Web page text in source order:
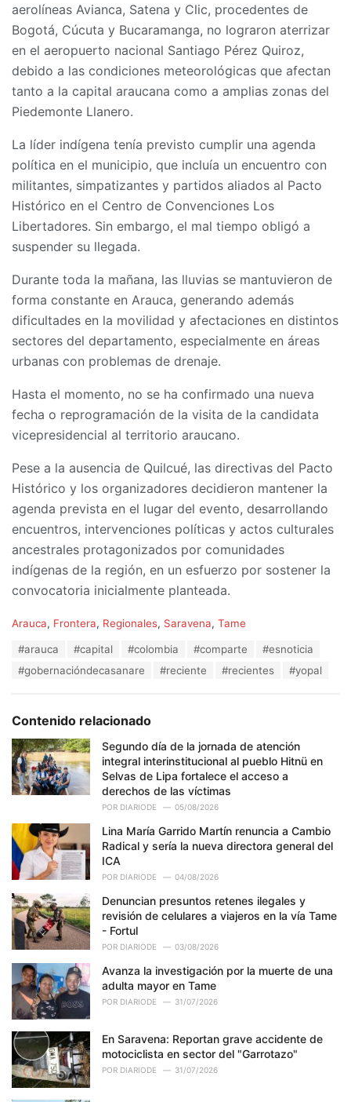
aerolíneas Avianca, Satena y Clic, procedentes de
Bogotá, Cúcuta y Bucaramanga, no lograron aterrizar
en el aeropuerto nacional Santiago Pérez Quiroz,
debido a las condiciones meteorológicas que afectan
tanto a la capital araucana como a amplias zonas del
Piedemonte Llanero.
La líder indígena tenía previsto cumplir una agenda
política en el municipio, que incluía un encuentro con
militantes, simpatizantes y partidos aliados al Pacto
Histórico en el Centro de Convenciones Los
Libertadores. Sin embargo, el mal tiempo obligó a
suspender su llegada.
Durante toda la mañana, las lluvias se mantuvieron de
forma constante en Arauca, generando además
dificultades en la movilidad y afectaciones en distintos
sectores del departamento, especialmente en áreas
urbanas con problemas de drenaje.
Hasta el momento, no se ha confirmado una nueva
fecha o reprogramación de la visita de la candidata
vicepresidencial al territorio araucano.
Pese a la ausencia de Quilcué, las directivas del Pacto
Histórico y los organizadores decidieron mantener la
agenda prevista en el lugar del evento, desarrollando
encuentros, intervenciones políticas y actos culturales
ancestrales protagonizados por comunidades
indígenas de la región, en un esfuerzo por sostener la
convocatoria inicialmente planteada.
C
i
s
:
Arauca, Frontera, Regionales, Saravena, Tame
#arauca #capital #colombia #comparte
#esnoticia
#gobernacióndecasanare
#reciente #recientes #yopal
Contenido relacionado
Segundo día de la jornada de atención
integral interinstitucional al pueblo Hitnü en
Selvas de Lipa fortalece el acceso a
derechos de las víctimas
POR DIARIODE 05/08/2026
Lina María Garrido Martín renuncia a Cambio
Radical y sería la nueva directora general del
ICA
POR DIARIODE 04/08/2026
Denuncian presuntos retenes ilegales y
revisión de celulares a viajeros en la vía Tame
- Fortul
POR DIARIODE 03/08/2026
Avanza la investigación por la muerte de una
adulta mayor en Tame
POR DIARIODE 31/07/2026
En Saravena: Reportan grave accidente de
motociclista en sector del "Garrotazo"
POR DIARIODE 31/07/2026